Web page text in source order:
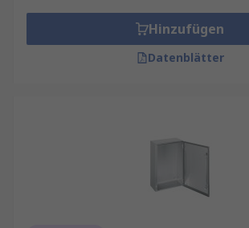
Hinzufügen
Datenblätter